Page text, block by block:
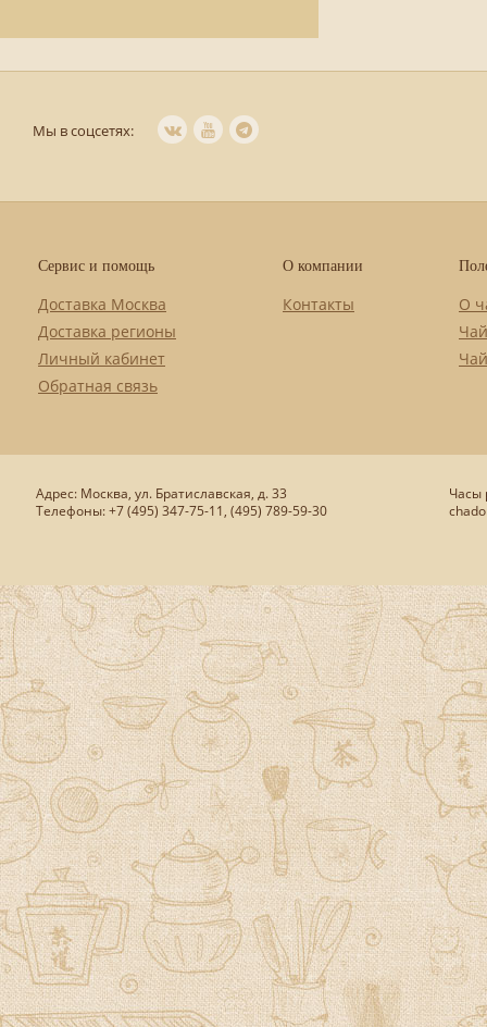
Мы в соцсетях:
Сервис и помощь
Доставка Москва
Доставка регионы
Личный кабинет
Обратная связь
О компании
Контакты
О
Адрес: Москва, ул. Братиславская, д. 33
Телефоны: +7 (495) 347-75-11, (495) 789-59-30
Часы